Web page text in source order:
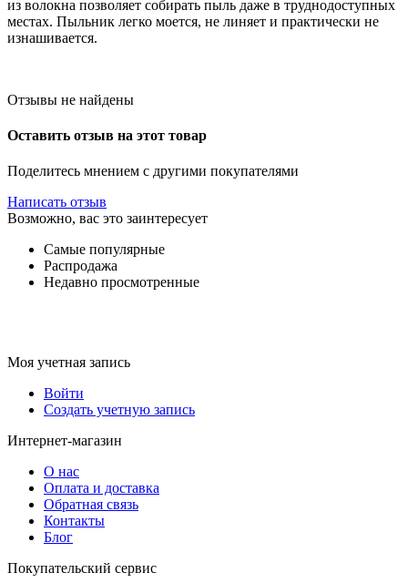
из волокна позволяет собирать пыль даже в труднодоступных
местах. Пыльник легко моется, не линяет и практически не
изнашивается.
Отзывы не найдены
Оставить отзыв на этот товар
Поделитесь мнением с другими покупателями
Написать отзыв
Возможно, вас это заинтересует
Самые популярные
Распродажа
Недавно просмотренные
Моя учетная запись
Войти
Создать учетную запись
Интернет-магазин
О нас
Оплата и доставка
Обратная связь
Контакты
Блог
Покупательский сервис